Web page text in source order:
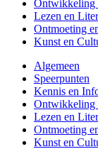
Ontwikkeling
Lezen en
Ontmoeting
Kunst en
Algemeen
Speerpunten
Kennis en
Ontwikkeling
Lezen en
Ontmoeting
Kunst en